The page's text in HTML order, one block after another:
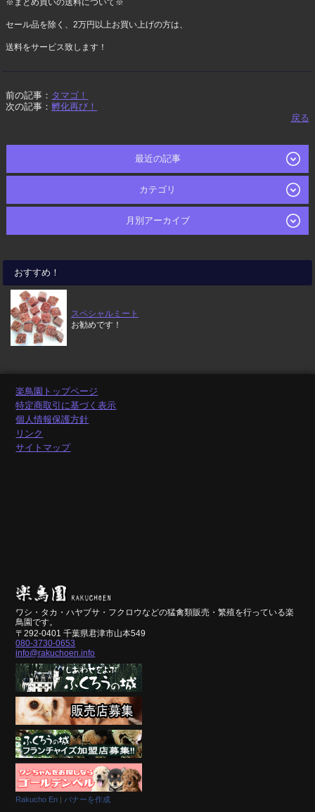
※まとめ買いの送料について※
セール品を除く、2万円以上お買い上げの方は、
送料をサービス致します！
前の記事： タマゴ！
次の記事： 孵化再び！
戻る
最近の記事
カテゴリ
月別アーカイブ
おすすめ！
スペシャルミート
お勧めです！
楽鳥園トップページ
特定商取引に基づく表示
個人情報保護方針
リンク
サイトマップ
ワシ・タカ・ハヤブサ・フクロウなどの猛禽類販売・繁殖を行っている楽
鳥園です。
〒292-0401 千葉県君津市山本549
080-3730-0653
info@rakuchoen.info
Rakucho En バナーを作成